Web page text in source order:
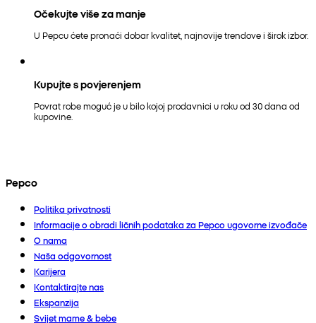
Očekujte više za manje
U Pepcu ćete pronaći dobar kvalitet, najnovije trendove i širok izbor.
Kupujte s povjerenjem
Povrat robe moguć je u bilo kojoj prodavnici u roku od 30 dana od
kupovine.
Pepco
Politika privatnosti
Informacije o obradi ličnih podataka za Pepco ugovorne izvođače
O nama
Naša odgovornost
Karijera
Kontaktirajte nas
Ekspanzija
Svijet mame & bebe